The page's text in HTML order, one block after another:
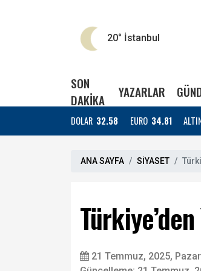
20° İstanbul
SON
DAKİKA
YAZARLAR
DOLAR 32.58 EURO 34.81
ANA SAYFA SİYASET
21 Temmuz, 2025,